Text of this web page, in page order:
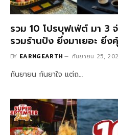
รวม 10 โปรบุฟเฟ่ต์ มา 3
รวมร้านปัง ยิ่งมาเยอะ ยิ่ง
BY EARNGEARTH กันยายน 25,
กันยายน กันยาใจ แต่ถ…